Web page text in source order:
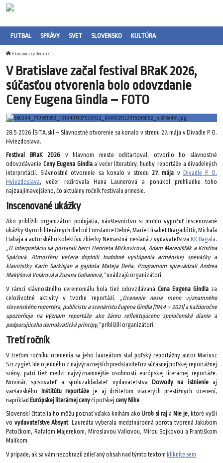
FUTBAL SPRÁVY SVET SLOVENSKO KULTÚRA
Ekonomický denník
V Bratislave začal festival BRaK 2026,
súčasťou otvorenia bolo odovzdanie
Ceny Eugena Gindla – FOTO
28.5.2026 (SITA.sk) – Slávnostné otvorenie sa konalo v stredu 27. mája v Divadle P. O.
Hviezdoslava.
Festival BRaK 2026 v hlavnom meste odštartoval, otvorilo ho slávnostné
odovzdávanie Ceny Eugena Gindlaa večer literatúry, hudby, reportáže a divadelných
interpretácií. Slávnostné otvorenie sa konalo v stredu 27. mája v Divadle P. O.
Hviezdoslava, večer režírovala Hana Launerová a ponúkol prehliadku toho
najzaujímavejšieho, čo aktuálny ročník festivalu prinesie.
Inscenované ukážky
Ako priblížili organizátori podujatia, návštevníctvo si mohlo vypočuť inscenované
ukážky štyroch literárnych diel od Constance Debré, Maríe Elísabet Bragadóttir, Michala
Habaja a autorského kolektívu zbierky Nemastná-neslaná z vydavateľstva KK Bagala.
„O interpretáciu sa postarali herci Henrieta Mičkovicová, Adam Marenišťák a Kristína
Spáčová. Atmosféru večera doplnili hudobné vystúpenia arménskej speváčky a
klaviristky Karin Sarkisjan a gajdoša Mateja Beňa. Programom sprevádzali Andrea
Makýšová Volárová a Zuzana Golianová,”uvádzajú organizátori.
V rámci slávnostného ceremoniálu bola tiež odovzdávaná Cena Eugena Gindla za
celoživotné aktivity v tvorbe reportáží. „Ocenenie nesie meno významného
slovenského reportéra, publicistu a scenáristu Eugena Gindla (1944 – 2021) a každoročne
upozorňuje na význam reportáže ako žánru reflektujúceho spoločenské dianie a
podporujúceho demokratické princípy,”priblížili organizátori.
Tretí ročník
V treťom ročníku ocenenia sa jeho laureátom stal poľský reportážny autor Mariusz
Szczygieł. Ide o jedného z najvýraznejších predstaviteľov súčasnej poľskej reportážnej
scény, patrí tiež medzi najvýznamnejšie osobnosti európskej literárnej reportáže.
Novinár, spisovateľ a spoluzakladateľ vydavateľstva Dowody na istnienieaj
varšavského Inštitútu reportáže je aj držiteľom viacerých prestížnych ocenení,
napríklad Európskej literárnej cenyči poľskej ceny Nike.
Slovenskí čitatelia ho môžu poznať vďaka knihám akoUrob si raj a Nie je, ktoré vyšli
vo vydavateľstve Absynt. Laureáta vyberala medzinárodná porota tvorená Jakubom
Patočkom, Rafałom Majerekom, Miroslavou Vallovou, Mirou Sojkovou a Františkom
Malíkom.
V prípade, ak sa vám nezobrazil zdieľaný obsah nad týmto textom kliknite sem